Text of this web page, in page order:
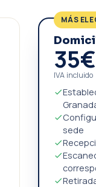
MÁS
35€
IVA incluido
sede